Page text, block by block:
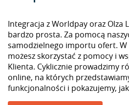
Integracja z Worldpay oraz Olza
bardzo prosta. Za pomocą
samodzielnego importu ofert.
możesz skorzystać z pomocy i
Klienta. Cyklicznie prowadzimy
online, na których
funkcjonalności i pokazujemy,